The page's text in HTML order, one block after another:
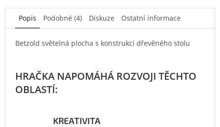
Popis Podobné (4) Diskuze Ostatní informace
Betzold světelná plocha s konstrukcí dřevěného stolu
KREATIVITA